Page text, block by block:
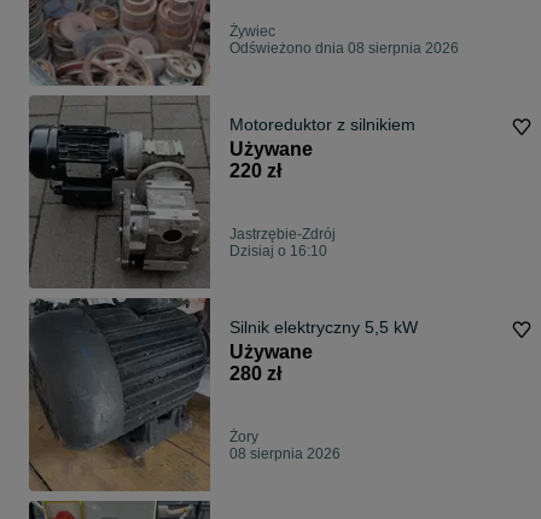
Żywiec
Odświeżono dnia 08 sierpnia 2026
Motoreduktor z silnikiem
Używane
220 zł
Jastrzębie-Zdrój
Dzisiaj o 16:10
Silnik elektryczny 5,5 kW
Używane
280 zł
Żory
08 sierpnia 2026